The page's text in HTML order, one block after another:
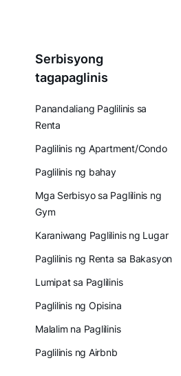
Serbisyong
tagapaglinis
Panandaliang Paglilinis sa
Renta
Paglilinis ng Apartment/Condo
Paglilinis ng bahay
Mga Serbisyo sa Paglilinis ng
Gym
Karaniwang Paglilinis ng Lugar
Paglilinis ng Renta sa Bakasyon
Lumipat sa Paglilinis
Paglilinis ng Opisina
Malalim na Paglilinis
Paglilinis ng Airbnb